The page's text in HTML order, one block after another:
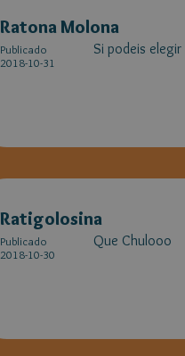
Ratona Molona
Publicado
2018-10-31
Si podeis
Ratigolosina
Publicado
2018-10-30
Que Chulooo